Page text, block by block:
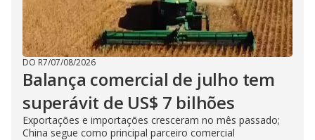
DO R7/07/08/2026
Balança comercial de julho tem
superávit de US$ 7 bilhões
Exportações e importações cresceram no mês passado;
China segue como principal parceiro comercial